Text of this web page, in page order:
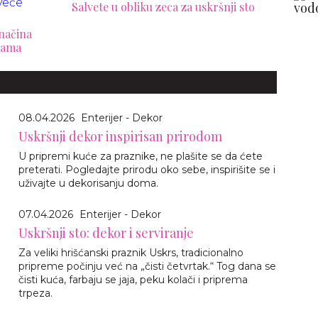
Salvete u obliku zeca za uskršnji sto
08.04.2026 Enterijer - Dekor
Uskršnji dekor inspirisan prirodom
U pripremi kuće za praznike, ne plašite se da ćete
preterati. Pogledajte prirodu oko sebe, inspirišite se i
uživajte u dekorisanju doma.
07.04.2026 Enterijer - Dekor
Uskršnji sto: dekor i serviranje
Za veliki hrišćanski praznik Uskrs, tradicionalno
pripreme počinju već na „čisti četvrtak.“ Tog dana se
čisti kuća, farbaju se jaja, peku kolači i priprema
trpeza.